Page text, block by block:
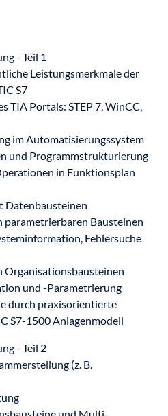
- Teil 1
Leistungsmerkmale der
S7
TIA Portals: STEP 7, WinCC,
im Automatisierungssystem
und Programmstrukturierung
in Funktionsplan
Datenbausteinen
parametrierbaren Bausteinen
Fehlersuche
Organisationsbausteinen
und -Parametrierung
durch praxisorientierte
S7-1500 Anlagenmodell
- Teil 2
(z. B.